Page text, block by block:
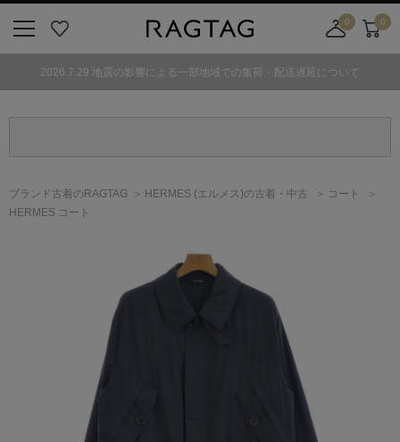
気
0
舗
カ
ト
0
2026.7.29 地震の影響による一部地域での集荷・配送遅延について
ブランド古着のRAGTAG HERMES (エルメス)の古着・中古
コート
HERMES コート